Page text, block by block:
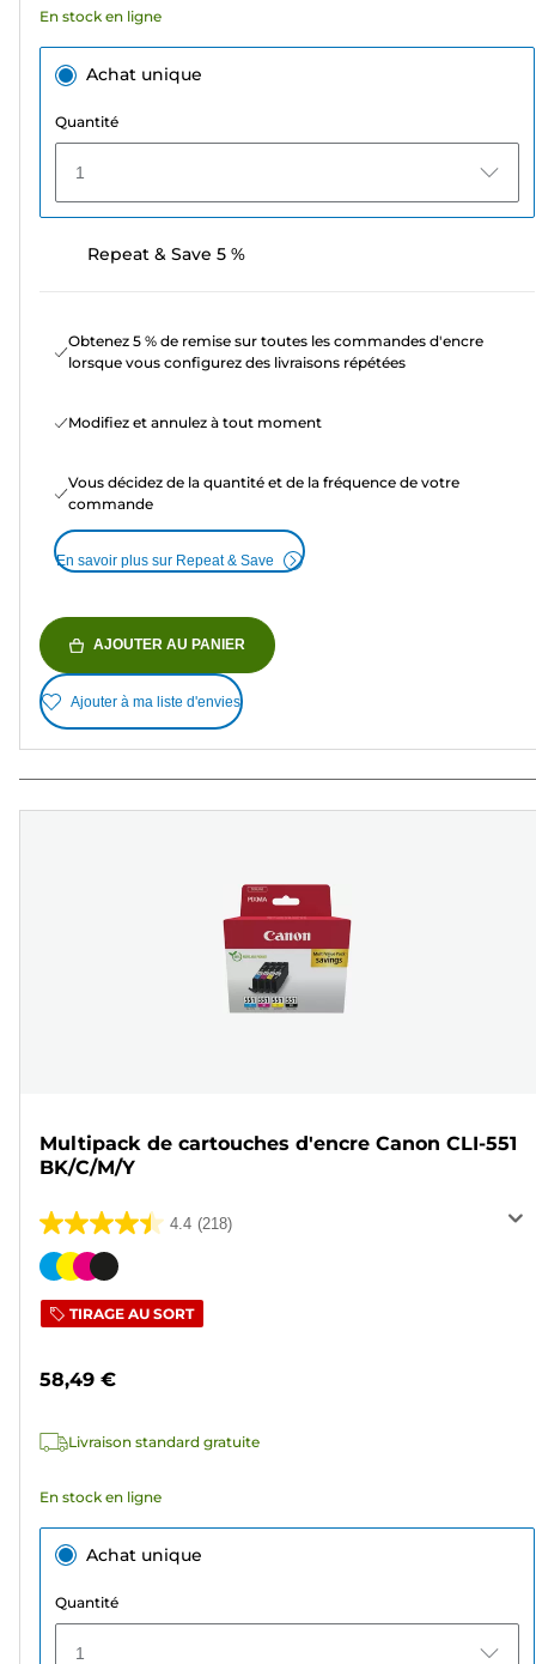
En stock en ligne
Achat unique
Quantité
1
Repeat & Save 5 %
Obtenez 5 % de remise sur toutes les commandes d'encre
lorsque vous configurez des livraisons répétées
Modifiez et annulez à tout moment
Vous décidez de la quantité et de la fréquence de votre
commande
En savoir plus sur Repeat & Save
AJOUTER AU PANIER
Ajouter à ma liste d'envies
Multipack de cartouches d'encre Canon CLI-551
BK/C/M/Y
4.4 (218)
4.4
sur
étoiles.
avis
Cartouche
couleur
TIRAGE AU SORT
58,49 €
Livraison standard gratuite
En stock en ligne
Achat unique
Quantité
1